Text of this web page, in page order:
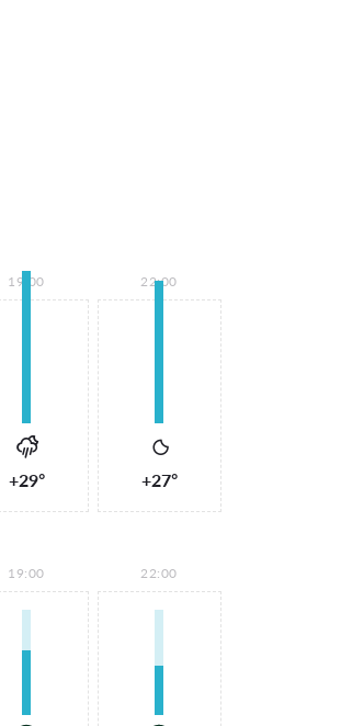
19:00
+29°
22:00
+27°
19:00 22:00